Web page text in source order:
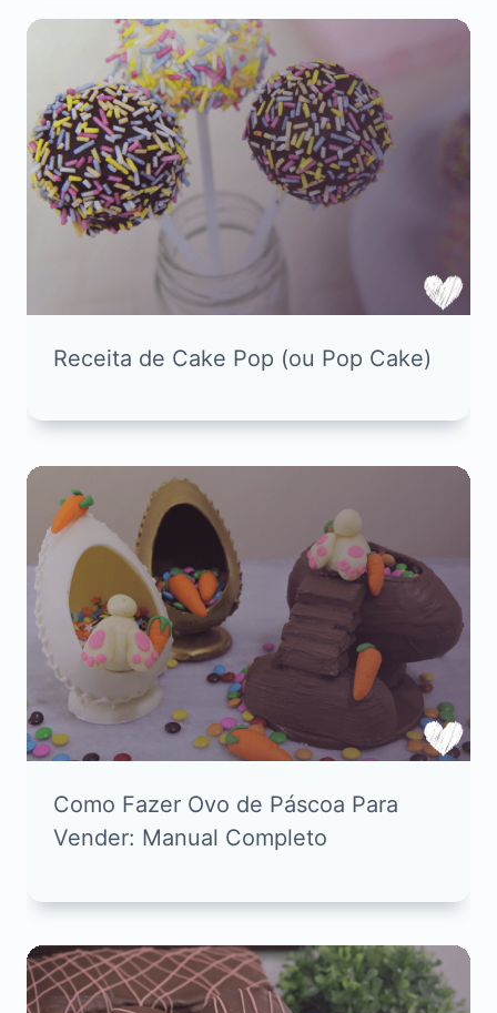
Receita de Cake Pop (ou Pop Cake)
Como Fazer Ovo de Páscoa Para
Vender: Manual Completo